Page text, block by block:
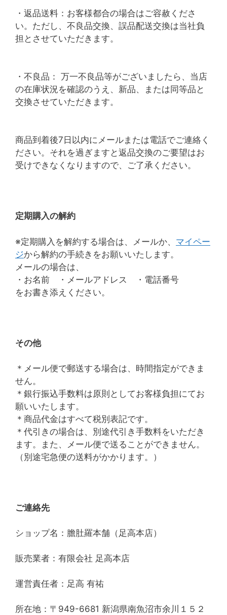
・返品送料：お客様都合の場合はご容赦くださ
い。ただし、不良品交換、誤品配送交換は当社負
担とさせていただきます。
・不良品： 万一不良品等がございましたら、当店
の在庫状況を確認のうえ、新品、または同等品と
交換させていただきます。
商品到着後7日以内にメールまたは電話でご連絡く
ださい。それを過ぎますと返品交換のご要望はお
受けできなくなりますので、ご了承ください。
定期購入の解約
※定期購入を解約する場合は、メールか、 マイペー
ジから解約の手続きをお願いいたします。
メールの場合は、
・お名前 ・メールアドレス ・電話番号
をお書き添えください。
その他
＊メール便で郵送する場合は、時間指定ができま
せん。
＊銀行振込手数料は原則としてお客様負担にてお
願いいたします。
＊商品代金はすべて税別表記です。
＊代引きの場合は、別途代引き手数料をいただき
ます。また、メール便で送ることができません。
（別途宅急便の送料がかかります。）
ご連絡先
ショップ名：膽肚羅本舗（足高本店）
販売業者：有限会社 足高本店
運営責任者：足高 有祐
所在地：〒949-6681 新潟県南魚沼市余川１５２